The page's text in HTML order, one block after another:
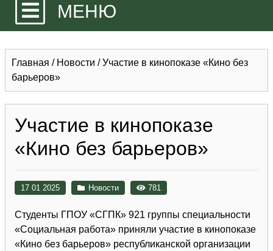
МЕНЮ
Главная / Новости /Участие в кинопоказе «Кино без
барьеров»
Участие в кинопоказе
«Кино без барьеров»
17 01 2025 Новости 781
Студенты ГПОУ «СГПК» 921 группы специальности
«Социальная работа» приняли участие в кинопоказе
«Кино без барьеров» республиканской организации